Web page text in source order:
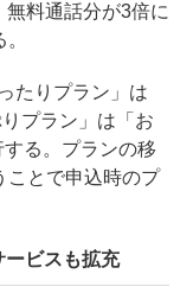
料通話分が3倍に
たりプラン」は
プラン」は「お
る。プランの移
ことで申込時のプ
ビスも拡充